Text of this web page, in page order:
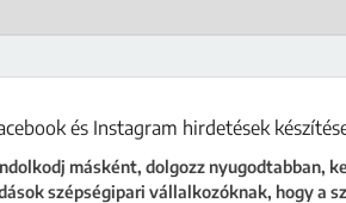
másként, dolgozz nyugodtabban,
szépségipari vállalkozóknak, hogy a